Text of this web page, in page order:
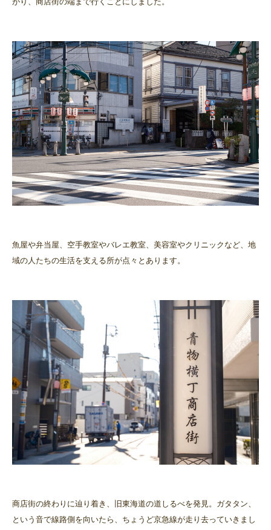
魚屋や弁当屋、空手教室やバレエ教室、美容室やクリニックなど、地
域の人たちの生活を支える所が点々とあります。
商店街の終わりに辿り着き、旧東海道の道しるべを発見。ガタタン、
という音で線路側を向いたら、ちょうど京急線が走り去っていきまし